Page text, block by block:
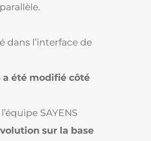
dans l’interface de
a été modifié côté
SAYENS
sur la base